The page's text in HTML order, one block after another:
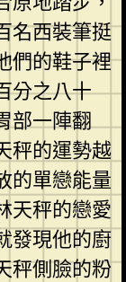
名西裝筆挺
們的鞋子裡
分之八十
部一陣翻
秤的運勢越
的單戀能量
天秤的戀愛
發現他的廚
秤側臉的粉